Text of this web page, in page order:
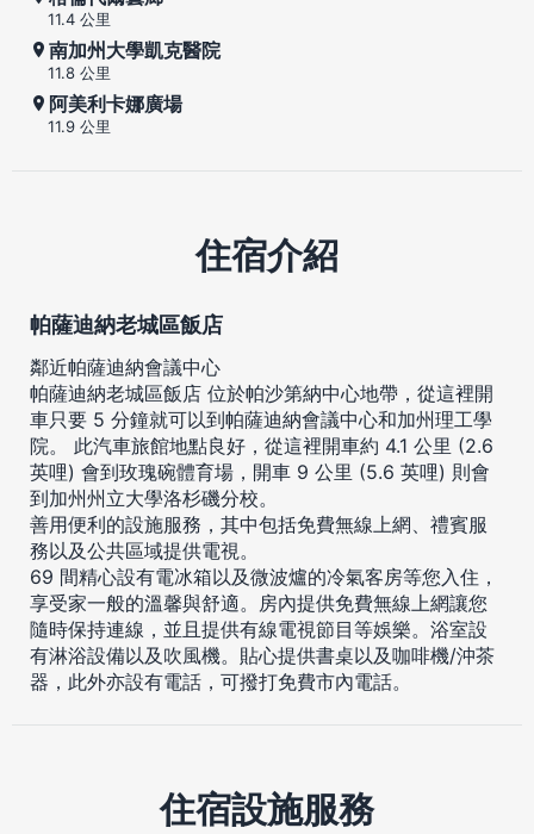
11.4 公里
南加州大學凱克醫院
11.8 公里
阿美利卡娜廣場
11.9 公里
住宿介紹
帕薩迪納老城區飯店
鄰近帕薩迪納會議中心
帕薩迪納老城區飯店 位於帕沙第納中心地帶，從這裡開
車只要 5 分鐘就可以到帕薩迪納會議中心和加州理工學
院。 此汽車旅館地點良好，從這裡開車約 4.1 公里 (2.6
英哩) 會到玫瑰碗體育場，開車 9 公里 (5.6 英哩) 則會
到加州州立大學洛杉磯分校。
善用便利的設施服務，其中包括免費無線上網、禮賓服
務以及公共區域提供電視。
69 間精心設有電冰箱以及微波爐的冷氣客房等您入住，
享受家一般的溫馨與舒適。房內提供免費無線上網讓您
隨時保持連線，並且提供有線電視節目等娛樂。浴室設
有淋浴設備以及吹風機。貼心提供書桌以及咖啡機/沖茶
器，此外亦設有電話，可撥打免費市內電話。
住宿設施服務